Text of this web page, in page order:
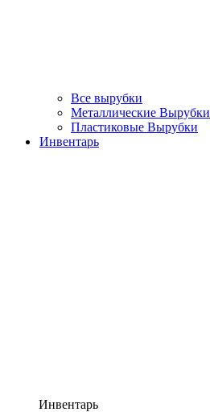
Все вырубки
Металлические Вырубки
Пластиковые Вырубки
Инвентарь
Инвентарь